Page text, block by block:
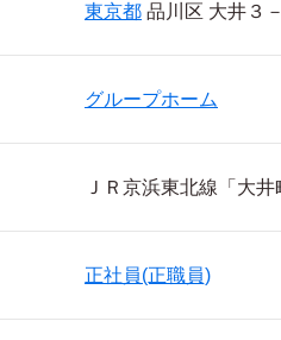
東京都 品川区 大井３
グループホーム
ＪＲ京浜東北線「大
正社員(正職員)